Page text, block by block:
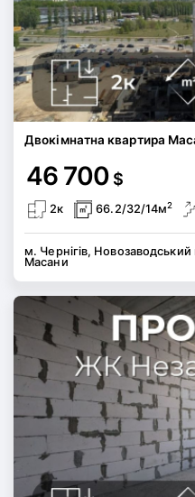
Двокімнатна квартира
46 700 $
2к 66.2/32/14м2
м. Чернігів,
Масани